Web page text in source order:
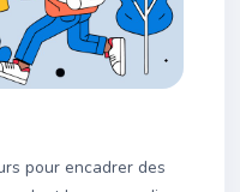
pour encadrer des